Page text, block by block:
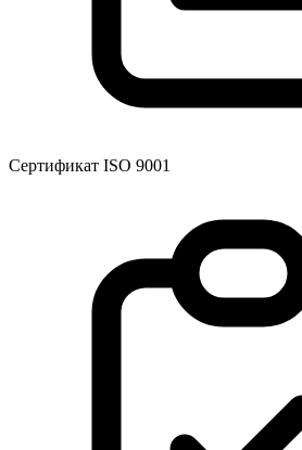
Сертификат ISO 9001